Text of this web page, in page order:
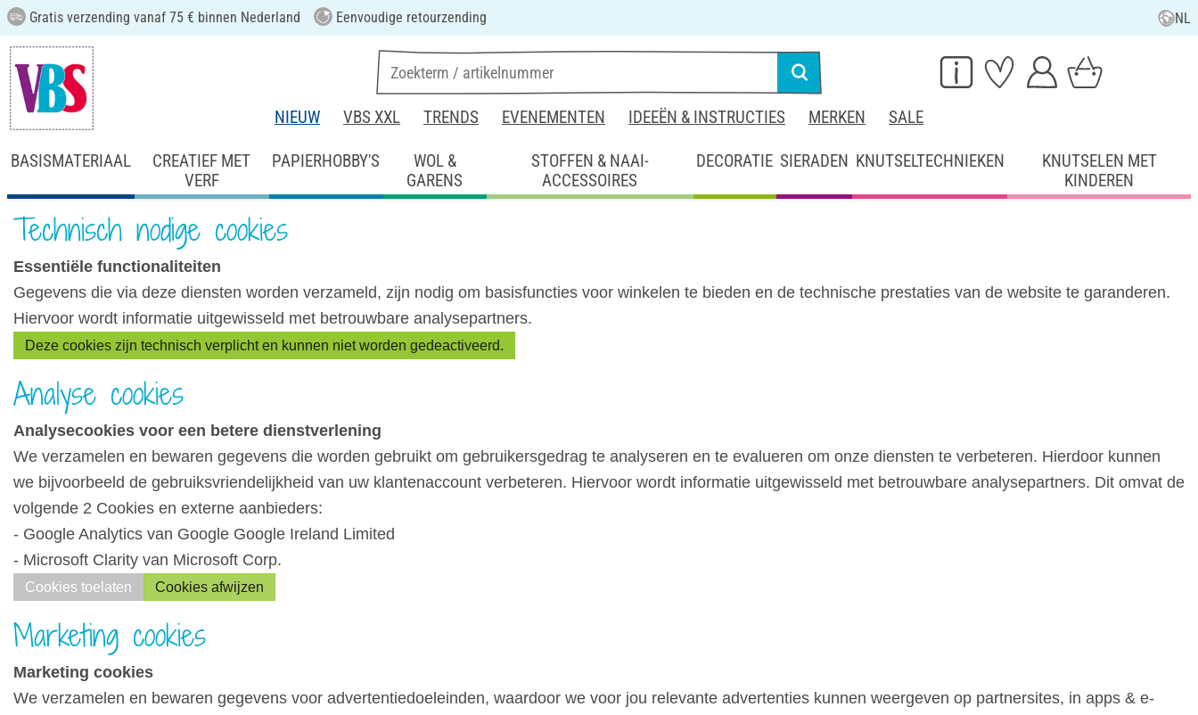
Gratis verzending vanaf 75 € binnen Nederland Eenvoudige retourzending NL
NIEUW VBS XXL TRENDS EVENEMENTEN IDEEËN & INSTRUCTIES MERKEN SALE
BASISMATERIAAL
CREATIEF MET
VERF
PAPIERHOBBY'S
WOL &
GARENS
STOFFEN & NAAI-
ACCESSOIRES
DECORATIE SIERADEN KNUTSELTECHNIEKEN
KNUTSELEN MET
KINDEREN
Technisch nodige cookies
Essentiële functionaliteiten
Gegevens die via deze diensten worden verzameld, zijn nodig om basisfuncties voor winkelen te bieden en de technische prestaties van de website te garanderen.
Hiervoor wordt informatie uitgewisseld met betrouwbare analysepartners.
Deze cookies zijn technisch verplicht en kunnen niet worden gedeactiveerd.
Analyse cookies
Analysecookies voor een betere dienstverlening
We verzamelen en bewaren gegevens die worden gebruikt om gebruikersgedrag te analyseren en te evalueren om onze diensten te verbeteren. Hierdoor kunnen
we bijvoorbeeld de gebruiksvriendelijkheid van uw klantenaccount verbeteren. Hiervoor wordt informatie uitgewisseld met betrouwbare analysepartners. Dit omvat de
volgende 2 Cookies en externe aanbieders:
- Google Analytics van Google Google Ireland Limited
- Microsoft Clarity van Microsoft Corp.
Cookies toelaten Cookies afwijzen
Marketing cookies
Marketing cookies
We verzamelen en bewaren gegevens voor advertentiedoeleinden, waardoor we voor jou relevante advertenties kunnen weergeven op partnersites, in apps & e-